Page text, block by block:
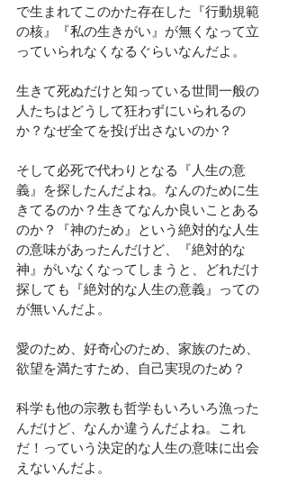
で生まれてこのかた存在した『行動規範
の核』『私の生きがい』が無くなって立
っていられなくなるぐらいなんだよ。
生きて死ぬだけと知っている世間一般の
人たちはどうして狂わずにいられるの
か？なぜ全てを投げ出さないのか？
そして必死で代わりとなる『人生の意
義』を探したんだよね。なんのために生
きてるのか？生きてなんか良いことある
のか？『神のため』という絶対的な人生
の意味があったんだけど、『絶対的な
神』がいなくなってしまうと、どれだけ
探しても『絶対的な人生の意義』っての
が無いんだよ。
愛のため、好奇心のため、家族のため、
欲望を満たすため、自己実現のため？
科学も他の宗教も哲学もいろいろ漁った
んだけど、なんか違うんだよね。これ
だ！っていう決定的な人生の意味に出会
えないんだよ。